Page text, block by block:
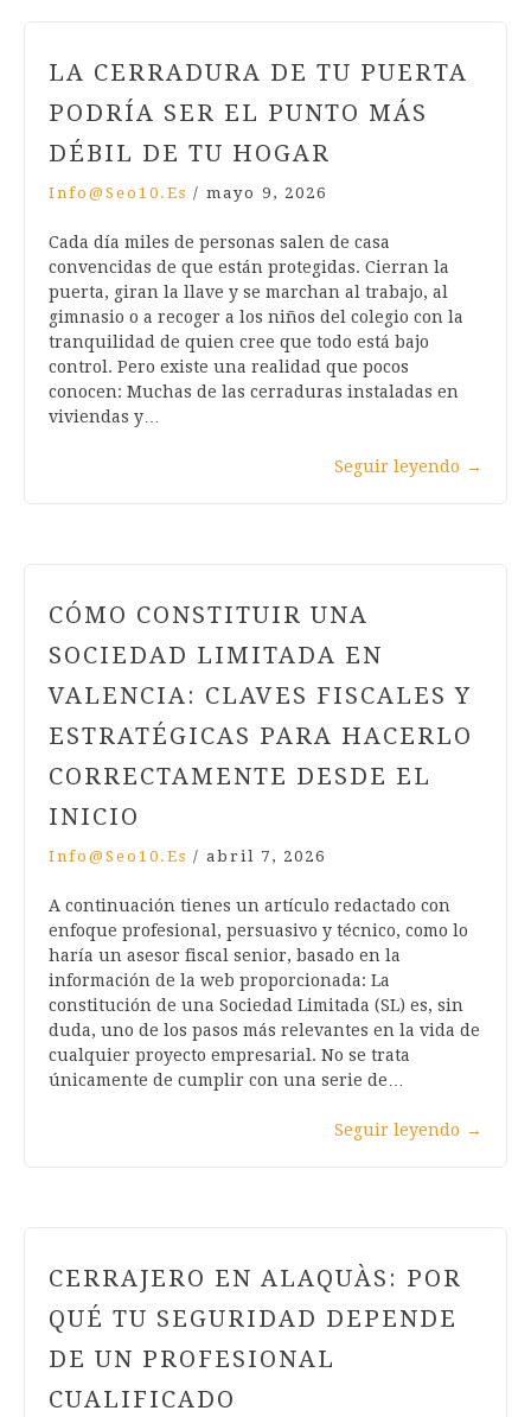
LA CERRADURA DE TU PUERTA
PODRÍA SER EL PUNTO MÁS
DÉBIL DE TU HOGAR
Info@seo10.es / mayo 9, 2026
Cada día miles de personas salen de casa
convencidas de que están protegidas. Cierran la
puerta, giran la llave y se marchan al trabajo, al
gimnasio o a recoger a los niños del colegio con la
tranquilidad de quien cree que todo está bajo
control. Pero existe una realidad que pocos
conocen: Muchas de las cerraduras instaladas en
viviendas y…
Seguir leyendo →
CÓMO CONSTITUIR UNA
SOCIEDAD LIMITADA EN
VALENCIA: CLAVES FISCALES Y
ESTRATÉGICAS PARA HACERLO
CORRECTAMENTE DESDE EL
INICIO
Info@seo10.es / abril 7, 2026
A continuación tienes un artículo redactado con
enfoque profesional, persuasivo y técnico, como lo
haría un asesor fiscal senior, basado en la
información de la web proporcionada: La
constitución de una Sociedad Limitada (SL) es, sin
duda, uno de los pasos más relevantes en la vida de
cualquier proyecto empresarial. No se trata
únicamente de cumplir con una serie de…
Seguir leyendo →
CERRAJERO EN ALAQUÀS: POR
QUÉ TU SEGURIDAD DEPENDE
DE UN PROFESIONAL
CUALIFICADO